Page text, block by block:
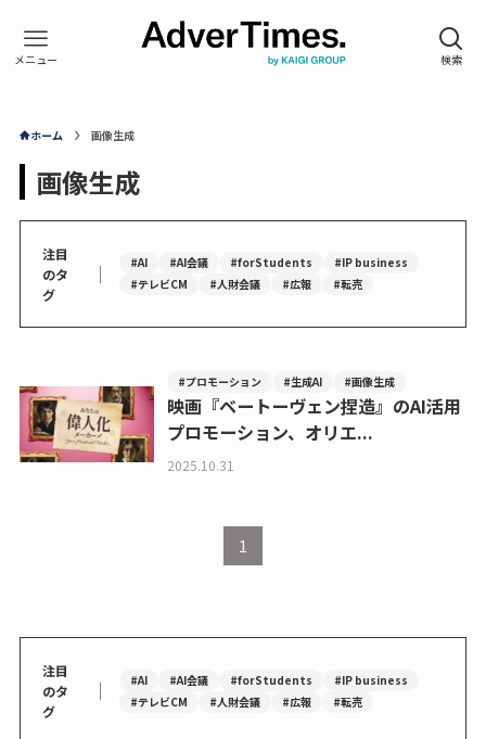
ホーム 画像生成
画像生成
注目
のタ
グ
｜ #AI #AI会議 #forStudents
#IP business
#テレビCM
#人財会議 #広報 #転売
#プロモーション #生成AI #画像生成
映画『ベートーヴェン捏造』のAI活用
プロモーション、オリエ...
2025.10.31
1
注目
のタ
グ
｜ #AI #AI会議 #forStudents
#IP business
#テレビCM
#人財会議 #広報 #転売